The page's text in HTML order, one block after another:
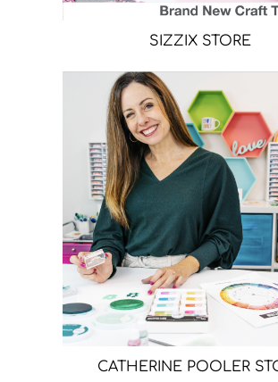
SIZZIX STORE
CATHERINE POOLER